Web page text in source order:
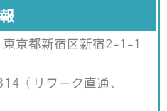
京都新宿区新宿2-1-1
（リワーク直通、